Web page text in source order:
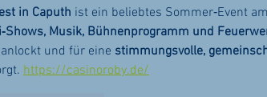
in Caputh ist ein beliebtes Sommer‑Event
Musik, Bühnenprogramm und
und für eine stimmungsvolle,
https://casinoroby.de/